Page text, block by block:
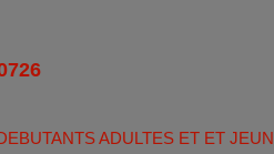
ADULTES ET ET